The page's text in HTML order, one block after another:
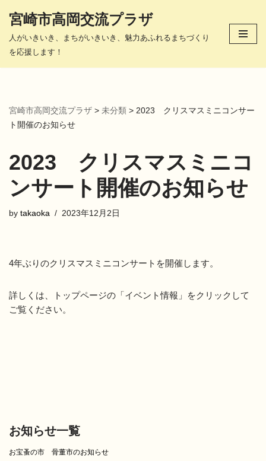
コ
ス
キ
プ
宮崎市高岡交流プラザ
人がいきいき、まちがいきいき、魅力あふれるまちづくり
を応援します！
宮崎市高岡交流プラザ > 未分類 > 2023 クリスマスミニコンサー
ト開催のお知らせ
2023 クリスマスミニコ
ンサート開催のお知らせ
by takaoka 2023年12月2日
4年ぶりのクリスマスミニコンサートを開催します。
詳しくは、トップページの「イベント情報」をクリックして
ご覧ください。
お知らせ一覧
お宝蚤の市 骨董市のお知らせ